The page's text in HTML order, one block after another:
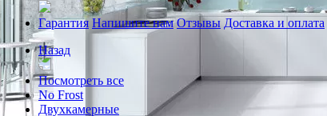
Гарантия Напишите нам Отзывы Доставка и оплата
Назад
Посмотреть все
No Frost
Двухкамерные